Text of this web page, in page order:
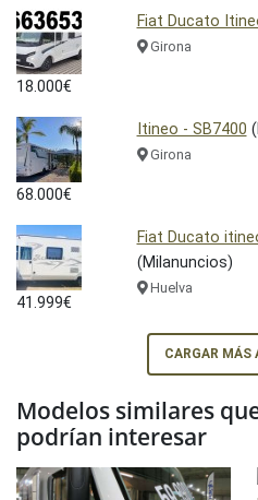
18.000€
Fiat Ducato
Girona
68.000€
Itineo - SB7400
Girona
41.999€
Fiat Ducato
(Milanuncios)
Huelva
CARGAR MÁS
Modelos similares
podrían interesar